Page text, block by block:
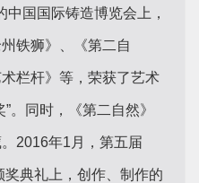
国国际铸造博览会上，
铁狮》、《第二自
栏杆》等，荣获了艺术
。同时，《第二自然》
2016年1月，第五届
奖典礼上，创作、制作的